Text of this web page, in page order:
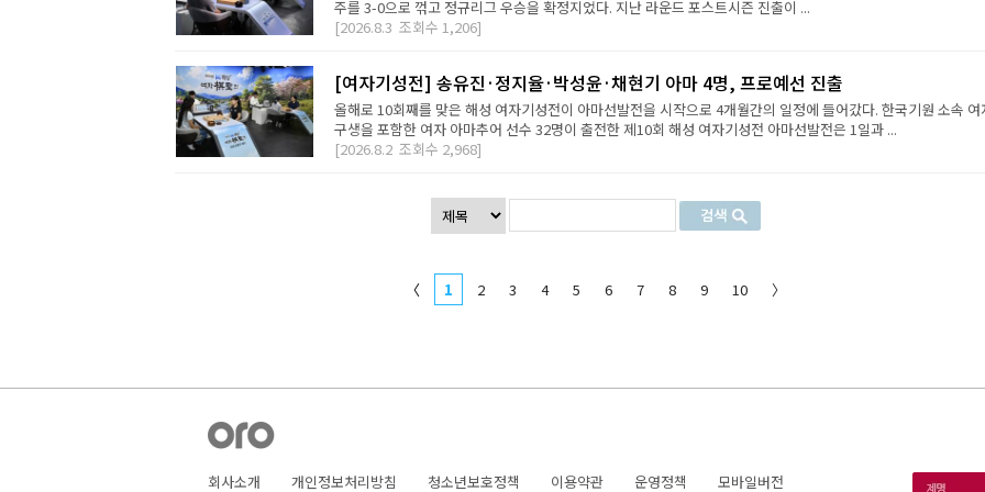
주를 3-0으로 꺾고 정규리그 우승을 확정지었다. 지난 라운드 포스트시즌 진출이 ...
[2026.8.3 조회수 1,206]
[여자기성전] 송유진·정지율·박성윤·채현기 아마 4명, 프로예선 진출
올해로 10회째를 맞은 해성 여자기성전이 아마선발전을 시작으로 4개월간의 일정에 들어갔다. 한국기원 소속 여
구생을 포함한 여자 아마추어 선수 32명이 출전한 제10회 해성 여자기성전 아마선발전은 1일과 ...
[2026.8.2 조회수 2,968]
〈 1 2 3 4 5 6 7 8 9 10 〉
회사소개 개인정보처리방침 청소년보호정책 이용약관 운영정책 모바일버전